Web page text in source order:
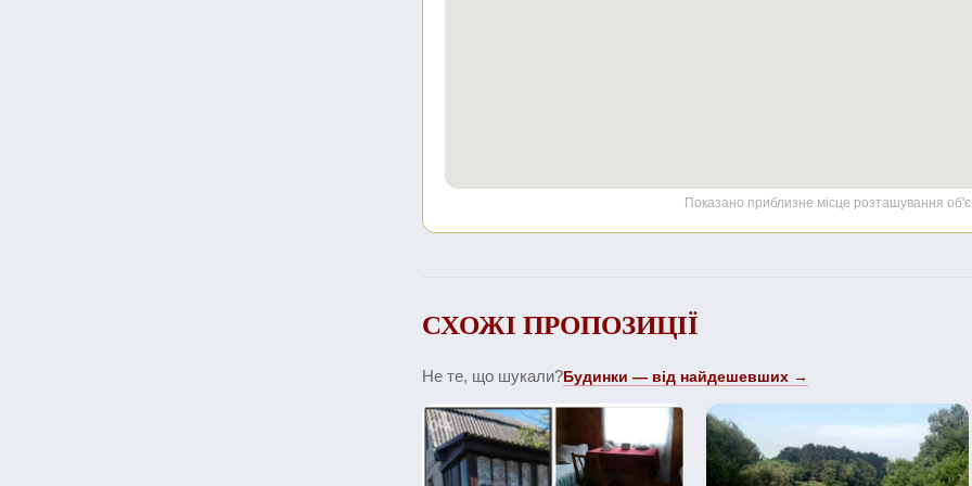
Показано приблизне місце розташування
СХОЖІ ПРОПОЗИЦІЇ
Не те, що шукали?Будинки — від найдешевших →